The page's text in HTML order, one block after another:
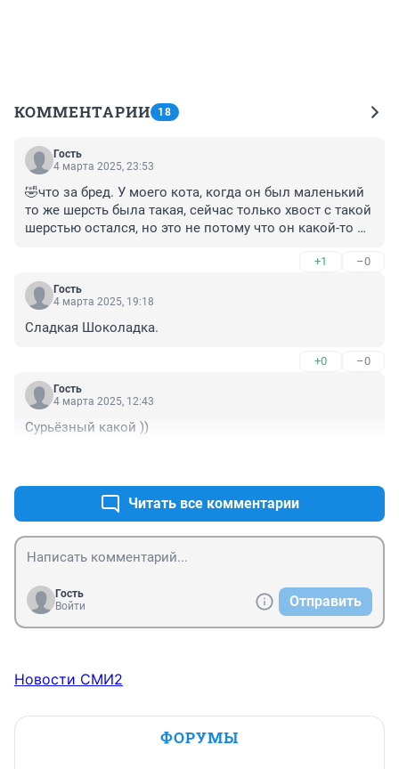
КОММЕНТАРИИ 18
Гость
4 марта 2025, 23:53
🤣что за бред. У моего кота, когда он был маленький
то же шерсть была такая, сейчас только хвост с такой
шерстью остался, но это не потому что он какой-то
мама шотландская вислоухая сходила на лево, не
уследили. Мне он достался бесплатно, когда
рассказала хозяйке, посмеялась, что продешевила 🤣
+1 –0
Гость
4 марта 2025, 19:18
Сладкая Шоколадка.
+0 –0
Гость
4 марта 2025, 12:43
Сурьёзный какой ))
Читать все комментарии
Гость
Войти
Отправить
Новости СМИ2
ФОРУМЫ